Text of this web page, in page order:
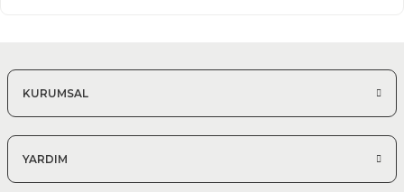
KURUMSAL
YARDIM